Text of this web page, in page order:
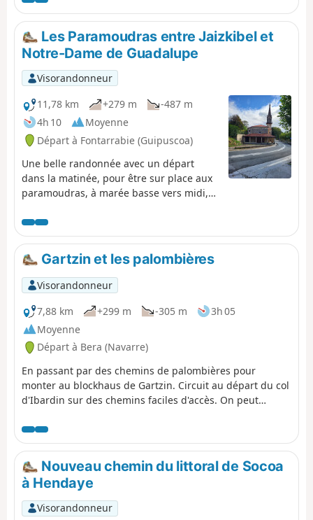
Les Paramoudras entre Jaizkibel et
Notre-Dame de Guadalupe
Visorandonneur
11,78 km
+279 m
-487 m
4h 10
Moyenne
Départ à Fontarrabie (Guipuscoa)
Une belle randonnée avec un départ
dans la matinée, pour être sur place aux
paramoudras, à marée basse vers midi,
du pique-nique avant le retour en début
d'après-midi. Ce sens a été choisi pour
diminuer le dénivelé, par contre certaines
parties du parcours peuvent être raides
et nécessiter un certain effort physique.
Les sentiers peuvent également être
étroits et accidentés par endroits, ce qui
demande une attention particulière lors
de la marche. Il est donc recommandé
d’avoir une bonne condition physique et
une expérience minimale en randonnée.
Attention : ce tracé n'est pas une boucle,
prévoir deux véhicules.
Gartzin et les palombières
Visorandonneur
7,88 km
+299 m -305 m
3h 05
Moyenne
Départ à Bera (Navarre)
En passant par des chemins de palombières pour
monter au blockhaus de Gartzin. Circuit au départ du col
d'Ibardin sur des chemins faciles d'accès. On peut
Nouveau chemin du littoral de Socoa
à Hendaye
Visorandonneur